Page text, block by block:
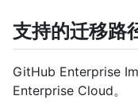
支持的迁移路
GitHub Enterprise
Enterprise Cloud。